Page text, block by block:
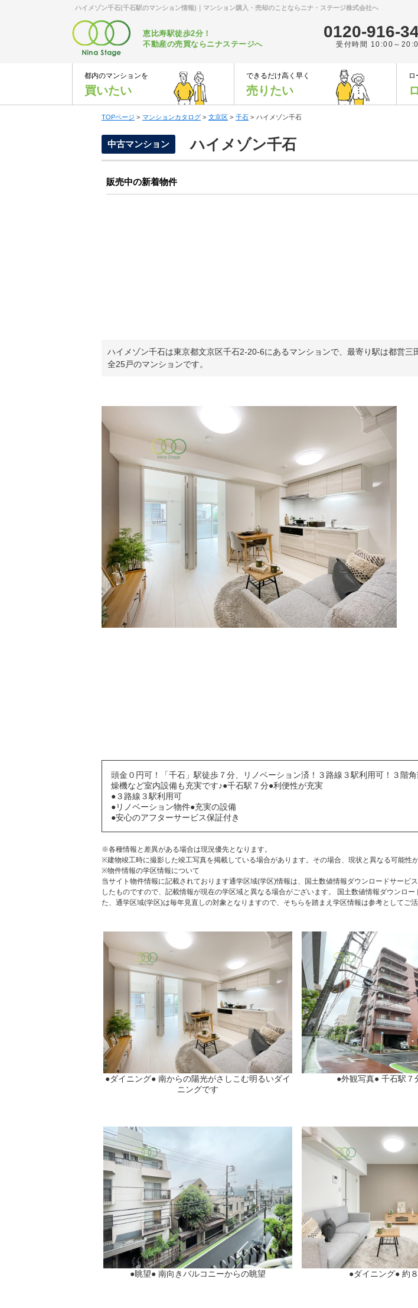
ハイメゾン千石(千石駅のマンション情報)｜マンション購入・売却のことならニナ・ステージ株式会社へ
恵比寿駅徒歩2分！
不動産の売買ならニナステージへ
0120-916-
受付時間 10:00～
都内のマンションを
買いたい
できるだけ高く早く
売りたい
TOPページ > マンションカタログ > 文京区 > 千石 > ハイメゾン千石
中古マンション ハイメゾン千石
ハイメゾン千石は東京都文京区千石2-20-6にあるマンションで、最寄り駅は都営
全25戸のマンションです。
頭金０円可！「千石」駅徒歩７分、リノベーション済！３路線３駅利用可！３
燥機など室内設備も充実です♪●千石駅７分●利便性が充実
●３路線３駅利用可
●リノベーション物件●充実の設備
●安心のアフターサービス保証付き
※各種情報と差異がある場合は現況優先となります。
※建物竣工時に撮影した竣工写真を掲載している場合があります。その場合、現状と異なる可能性が
※物件情報の学区情報について
当サイト物件情報に記載されております通学区域(学区)情報は、国土数値情報ダウンロードサー
したものですので、記載情報が現在の学区域と異なる場合がございます。 国土数値情報ダウンロ
た、通学区域(学区)は毎年見直しの対象となりますので、そちらを踏まえ学区情報は参考としてご活
●ダイニング● 南からの陽光がさしこむ明るいダイ
ニングです
●外観写真● 千石駅７
●眺望● 南向きバルコニーからの眺望 ●ダイニング● 約